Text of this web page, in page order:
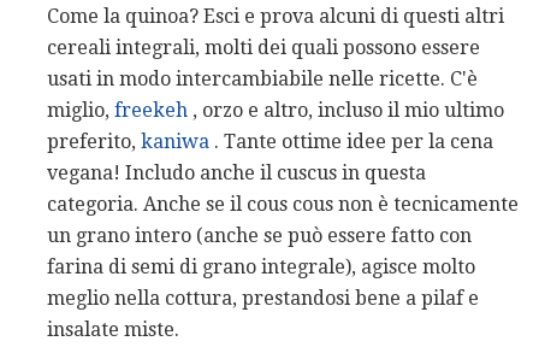
Come la quinoa? Esci e prova alcuni di questi altri
cereali integrali, molti dei quali possono essere
usati in modo intercambiabile nelle ricette. C'è
miglio, freekeh , orzo e altro, incluso il mio ultimo
preferito, kaniwa . Tante ottime idee per la cena
vegana! Includo anche il cuscus in questa
categoria. Anche se il cous cous non è tecnicamente
un grano intero (anche se può essere fatto con
farina di semi di grano integrale), agisce molto
meglio nella cottura, prestandosi bene a pilaf e
insalate miste.